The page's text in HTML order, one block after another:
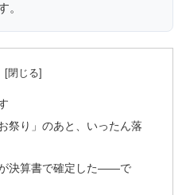
。
祭り」のあと、いったん落
決算書で確定した——で